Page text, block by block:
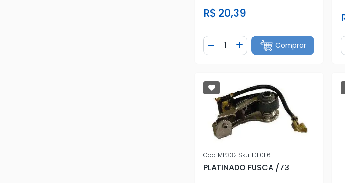
R$ 20,39
Diminuir Quantidade
Quantidade
Adicionar Quantidade
Comprar
Cod. MP332 Sku.10110116
PLATINADO FUSCA /73